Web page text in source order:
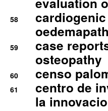
58
59
case
osteopathy
60 censo
61
centro de
la